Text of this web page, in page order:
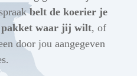
belt de koerier je
pakket waar jij wilt, of
door jou aangegeven